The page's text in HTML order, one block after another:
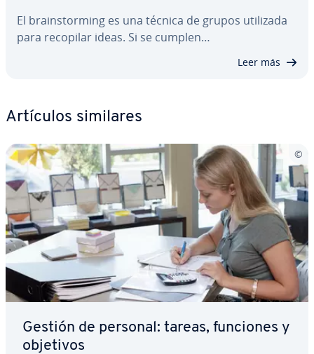
El brai­n­s­to­r­mi­ng es una técnica de grupos utilizada
para recopilar ideas. Si se cumplen…
Leer más
Artículos similares
Gestión de personal: tareas, funciones y
objetivos